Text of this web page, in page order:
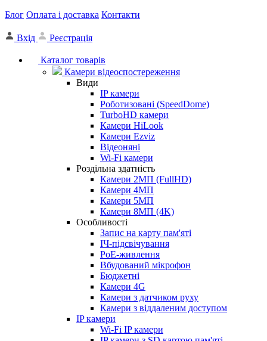
Блог Оплата і доставка Контакти
Вхід Реєстрація
Каталог товарів
Камери відеоспостереження
Види
IP камери
Роботизовані (SpeedDome)
TurboHD камери
Камери HiLook
Камери Ezviz
Відеоняні
Wi-Fi камери
Роздільна здатність
Камери 2МП (FullHD)
Камери 4МП
Камери 5МП
Камери 8МП (4K)
Особливості
Запис на карту пам'яті
ІЧ-підсвічування
PoE-живлення
Вбудований мікрофон
Бюджетні
Камери 4G
Камери з датчиком руху
Камери з віддаленим доступом
IP камери
Wi-Fi IP камери